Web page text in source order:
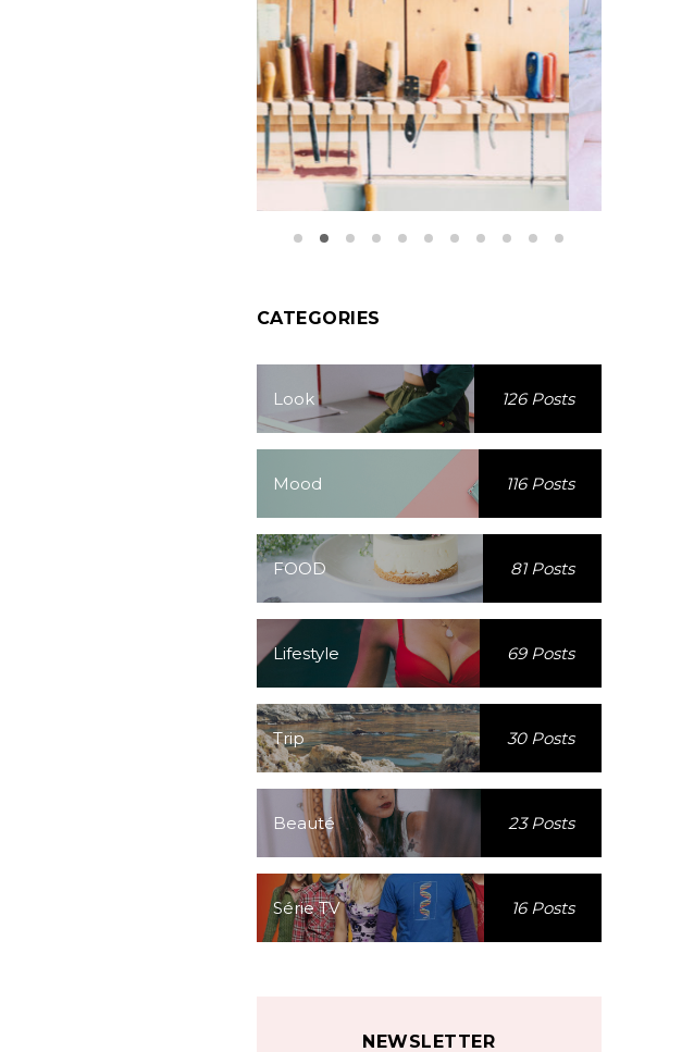
CATEGORIES
Look 126 Posts
Mood 116 Posts
FOOD 81 Posts
Lifestyle 69 Posts
Trip 30 Posts
Beauté 23 Posts
Série TV 16 Posts
NEWSLETTER